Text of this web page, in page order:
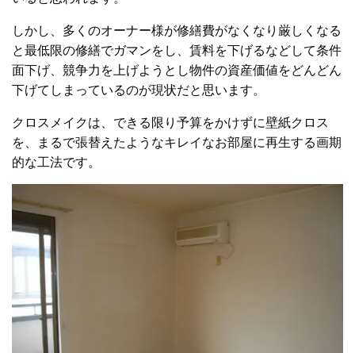
しかし、多くのオーナー様が修繕費がなくなり厳しくなる
と最低限の修繕でガマンをし、賃料を下げるなどして条件
面下げ、競争力を上げようとし物件の資産価値をどんどん
下げてしまっているのが現状だと思います。
クロスメイクは、できる限り予算をかけずに壁紙クロス
を、まるで張替えたようなキレイなお部屋に再生する画期
的な工法です。